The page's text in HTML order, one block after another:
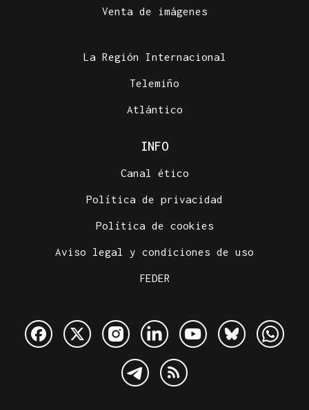
Venta de imágenes
La Región Internacional
Telemiño
Atlántico
INFO
Canal ético
Política de privacidad
Política de cookies
Aviso legal y condiciones de uso
FEDER